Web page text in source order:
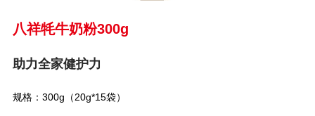
八祥牦牛奶粉300g
助力全家健护力
规格：300g（20g*15袋）